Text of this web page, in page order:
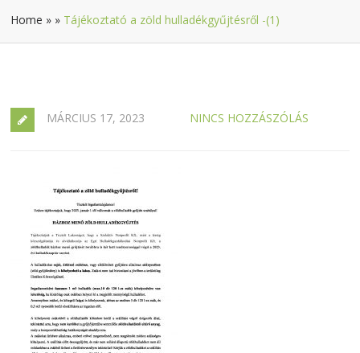
Home » » Tájékoztató a zöld hulladékgyűjtésről -(1)
MÁRCIUS 17, 2023 NINCS HOZZÁSZÓLÁS